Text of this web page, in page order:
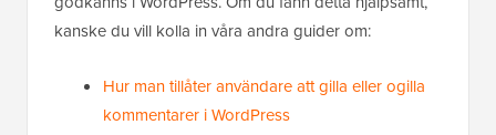
kanske du vill kolla in våra andra guider om:
Hur man tillåter användare att gilla eller ogilla
kommentarer i WordPress